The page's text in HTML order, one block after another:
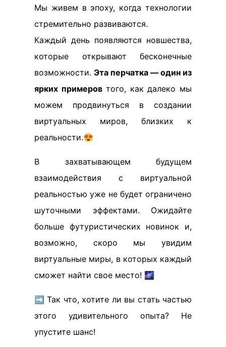
Мы живем в эпоху, когда технологии
стремительно развиваются.
Каждый день появляются новшества,
которые открывают бесконечные
возможности. Эта перчатка — один из
ярких примеровтого, как далеко мы
можем продвинуться в создании
виртуальных миров, близких к
реальности.😍
В захватывающем будущем
взаимодействия с виртуальной
реальностью уже не будет ограничено
шуточными эффектами. Ожидайте
больше футуристических новинок и,
возможно, скоро мы увидим
виртуальные миры, в которых каждый
сможет найти свое место! 🌌
➡️ Так что, хотите ли вы стать частью
этого удивительного опыта? Не
упустите шанс!